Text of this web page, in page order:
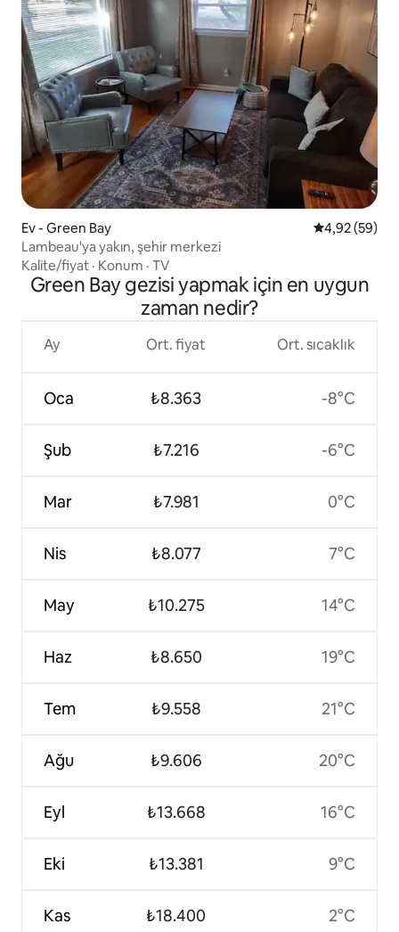
Ev - Green Bay 5 üzerinden
4,92 (59)
Lambeau'ya yakın, şehir merkezi
Kalite/fiyat · Konum · TV
Green Bay gezisi yapmak için en uygun
zaman nedir?
Ay
Oca
Şub
Mar
Nis
May
Haz
Tem
Ağu
Eyl
Eki
Kas
Ort. fiyat
₺8.363
₺7.216
₺7.981
₺8.077
₺10.275
₺8.650
₺9.558
₺9.606
₺13.668
₺13.381
₺18.400
Ort. sıcaklık
-8°C
-6°C
0°C
7°C
14°C
19°C
21°C
20°C
16°C
9°C
2°C